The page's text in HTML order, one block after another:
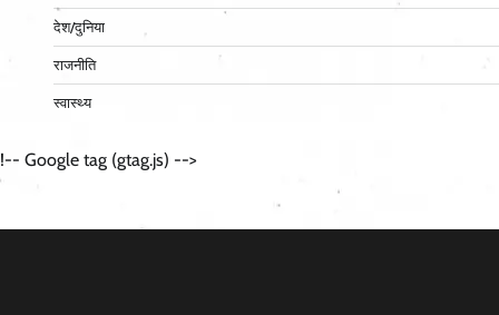
देश/दुनिया
राजनीति
स्वास्थ्य
!-- Google tag (gtag.js) -->